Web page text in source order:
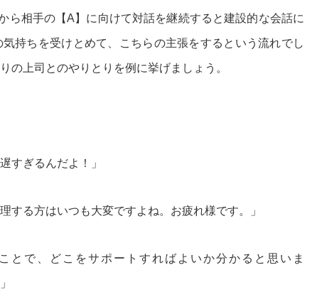
ら相手の【A】に向けて対話を継続すると建設的な会話に
持ちを受けとめて、こちらの主張をするという流れでし
の上司とのやりとりを例に挙げましょう。
すぎるんだよ！」
する方はいつも大変ですよね。お疲れ様です。」
とで、どこをサポートすればよいか分かると思いま